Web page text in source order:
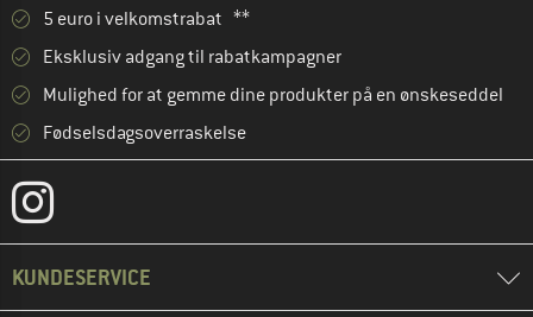
5 euro i velkomstrabat **
Eksklusiv adgang til rabatkampagner
Mulighed for at gemme dine produkter på en ønskeseddel
Fødselsdagsoverraskelse
KUNDESERVICE